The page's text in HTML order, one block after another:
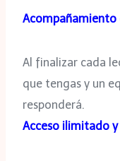
Al finalizar cada
que tengas y un
responderá.
Acceso ilimitado